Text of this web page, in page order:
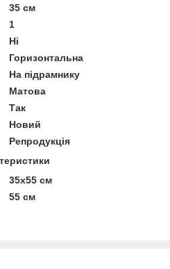
35 см
1
Ні
Горизонтальна
На підрамнику
Матова
Так
Новий
Репродукція
35х55 см
55 см